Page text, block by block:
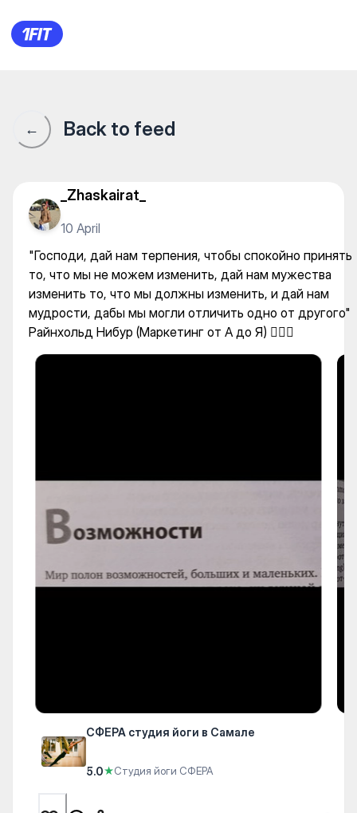
СФЕРА студия йоги в
← Back to feed
_Zhaskairat_
10 April
"Господи, дай нам терпения, чтобы спокойно принять
то, что мы не можем изменить, дай нам мужества
изменить то, что мы должны изменить, и дай нам
мудрости, дабы мы могли отличить одно от другого"
Райнхольд Нибур (Маркетинг от А до Я) 👍🏽🔥
СФЕРА студия йоги в Самале
5.0★Студия йоги СФЕРА